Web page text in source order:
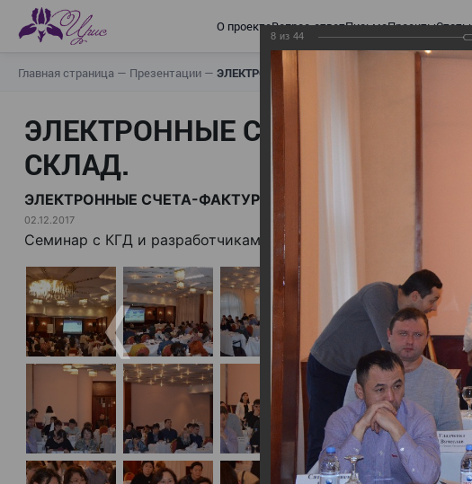
О проектеВопрос-ответПисьмаПроекты
Главная страница — Презентации — ЭЛЕКТРОННЫЕ СЧЕТА-ФАКТУРЫ.
ЭЛЕКТРОННЫЕ СЧЕТА-
СКЛАД.
ЭЛЕКТРОННЫЕ СЧЕТА-ФАКТУРЫ. ВИРТУАЛЬНЫЙ СКЛАД.
02.12.2017
Семинар с КГД и разработчиками
8 из 44